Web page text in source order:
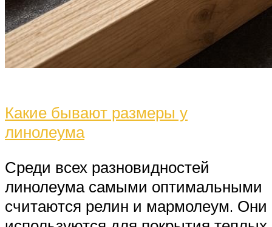
Какие бывают размеры у
линолеума
Среди всех разновидностей
линолеума самыми оптимальными
считаются релин и мармолеум. Они